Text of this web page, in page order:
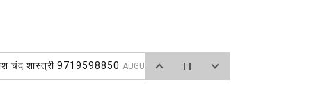
चंद शास्त्री 9719598850 AUGUST 4, 2026